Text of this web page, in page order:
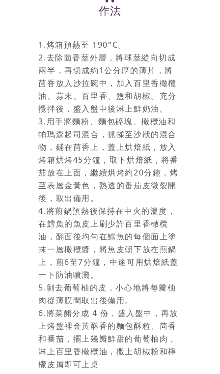
作法
1.烤箱預熱至 190°C。
2.去除茴香莖外層，將球莖縱向切成
兩半，再切成約1公分厚的薄片，將
茴香放入沙拉碗中，加入百里香橄欖
油、蒜末、百里香、鹽和胡椒。充分
攪拌後，盛入盤中後淋上鮮奶油。
3.用手將麵粉、麵包碎塊、橄欖油和
帕瑪森起司混合，抓揉至沙狀的混合
物，鋪在茴香上，蓋上烘焙紙，放入
烤箱烘烤45分鐘，取下烘焙紙，將番
茄放在上面，繼續烘烤約20分鐘，烤
至表層金黃色，熟透的番茄皮微裂開
後，取出備用。
4.將煎鍋預熱後保持在中火的溫度，
在鱈魚的魚皮上刷少許百里香橄欖
油，翻面後均勻在鱈魚的每個面上塗
抹一層橄欖醬，將魚皮朝下放在煎鍋
上，煎6至7分鐘，中途可用烘焙紙蓋
一下防油噴濺。
5.剝去葡萄柚的皮，小心地將每瓣柚
肉從薄膜間取出後備用。
6.將菜餚分成 4 份，盛入盤中，再放
上烤盤裡金黃酥香的麵包酥粒、茴香
和番茄，擺上幾瓣鮮甜的葡萄柚肉，
淋上百里香橄欖油，撒上胡椒粉和檸
檬皮屑即可上桌